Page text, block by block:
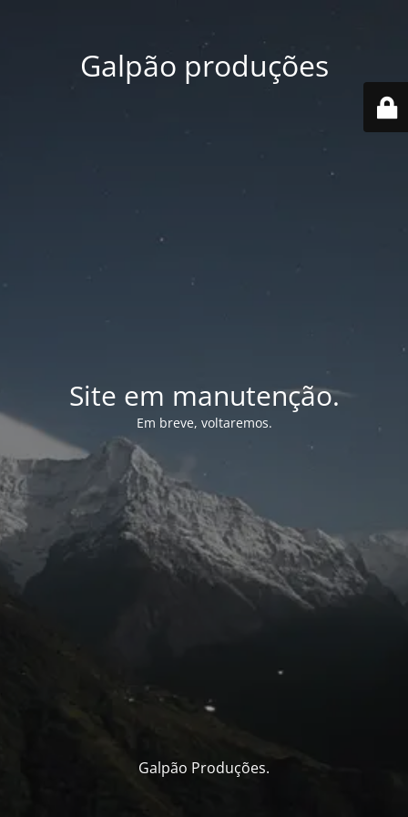
Galpão produções
Site em manutenção.
Em breve, voltaremos.
Galpão Produções.